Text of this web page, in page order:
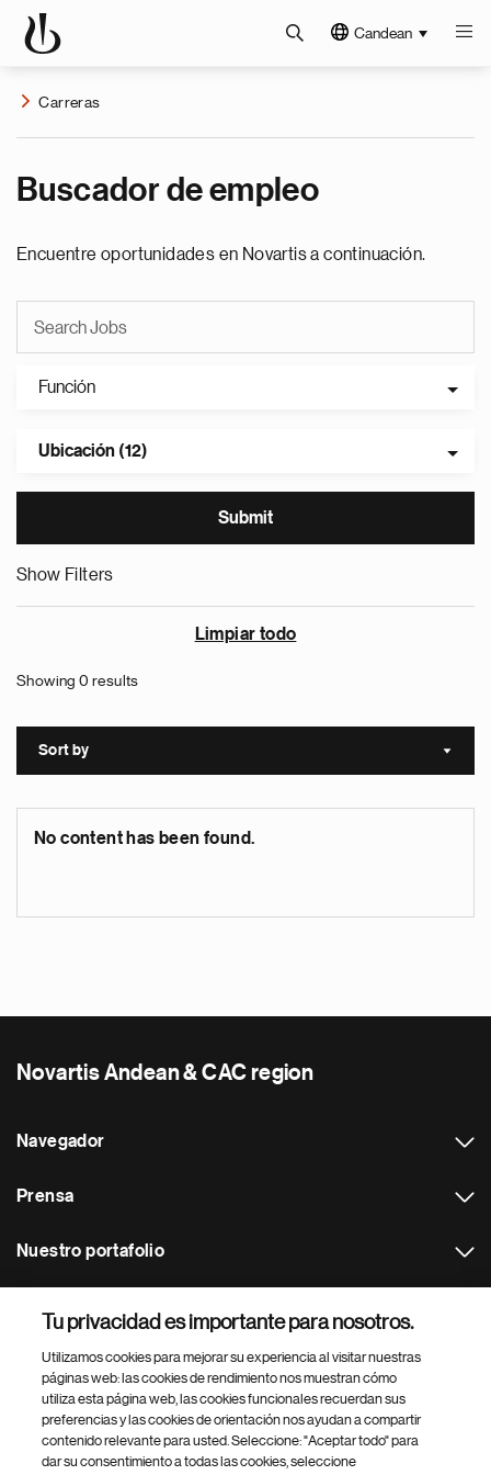
Candean
Carreras
Buscador de empleo
Encuentre oportunidades en Novartis a continuación.
Función
Ubicación (12)
Show Filters
Limpiar todo
Showing 0 results
Sort by Sort
No content has been found.
Novartis Andean & CAC region
Navegador
Prensa
Nuestro portafolio
Footer Site Search
Tu privacidad es importante para nosotros.
Utilizamos cookies para mejorar su experiencia al visitar nuestras
páginas web: las cookies de rendimiento nos muestran cómo
utiliza esta página web, las cookies funcionales recuerdan sus
preferencias y las cookies de orientación nos ayudan a compartir
contenido relevante para usted. Seleccione: "Aceptar todo" para
dar su consentimiento a todas las cookies, seleccione